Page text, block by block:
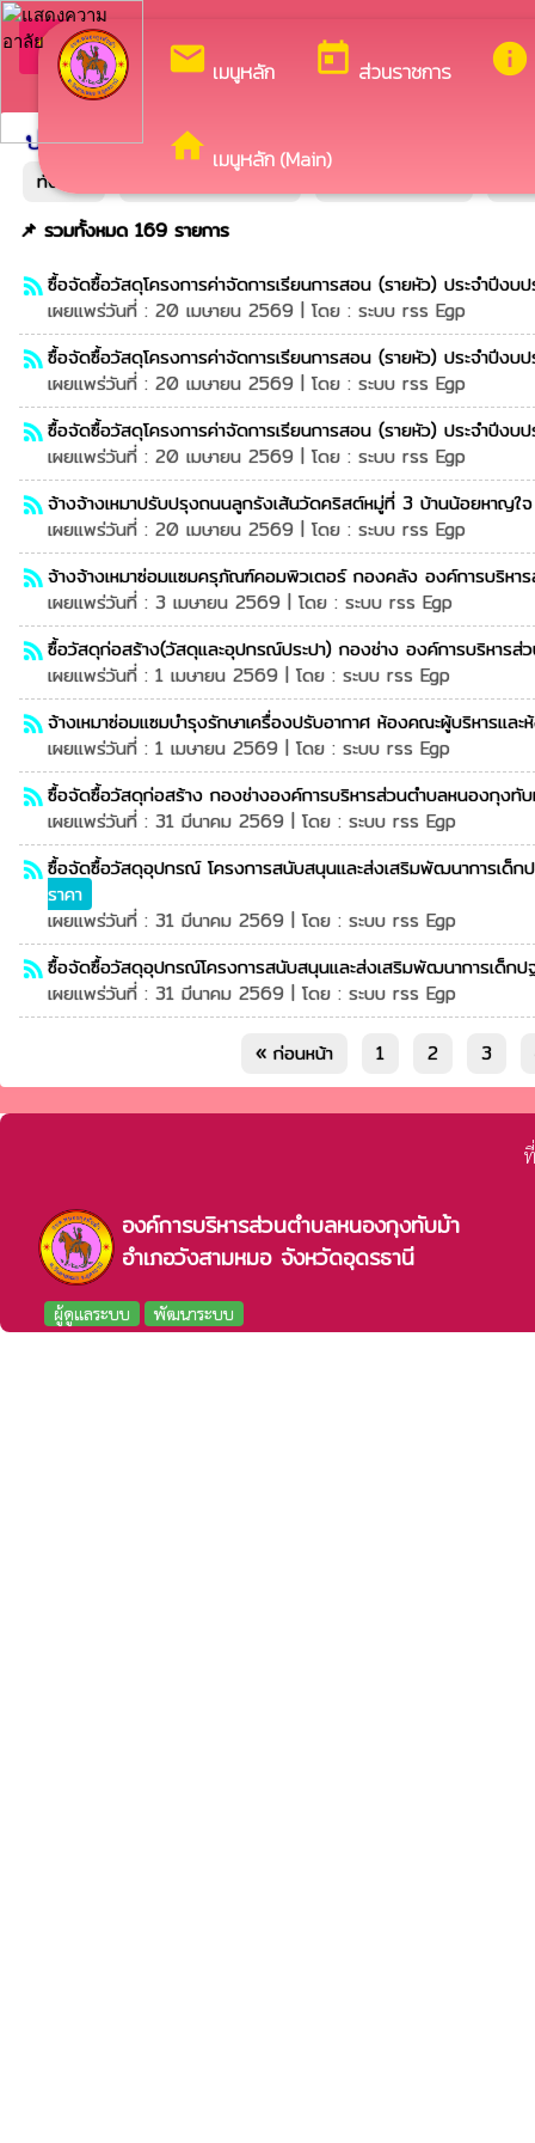
mail เมนูหลัก today ส่วนราชการ info
home เมนูหลัก (Main)
arrow_back_ios กลับเมนูหลัก ยินดี
ประกาศจัดซื้อจัดจ้างระบบ egp
ทั้งหมด
📌 รวมทั้งหมด 169 รายการ
rss_feedซื้อจัดซื้อวัสดุโครงการค่าจัดการเรียนการสอน (รายหัว) ประจำปีง
เผยแพร่วันที่ : 20 เมษายน 2569 | โดย : ระบบ rss Egp
rss_feedซื้อจัดซื้อวัสดุโครงการค่าจัดการเรียนการสอน (รายหัว) ประจำปีง
เผยแพร่วันที่ : 20 เมษายน 2569 | โดย : ระบบ rss Egp
rss_feedซื้อจัดซื้อวัสดุโครงการค่าจัดการเรียนการสอน (รายหัว) ประจำปีง
เผยแพร่วันที่ : 20 เมษายน 2569 | โดย : ระบบ rss Egp
rss_feedจ้างจ้างเหมาปรับปรุงถนนลูกรังเส้นวัดคริสต์หมู่ที่ 3 บ้านน้อยหาญใ
เผยแพร่วันที่ : 20 เมษายน 2569 | โดย : ระบบ rss Egp
rss_feedจ้างจ้างเหมาซ่อมแซมครุภัณฑ์คอมพิวเตอร์ กองคลัง องค์การบริหา
เผยแพร่วันที่ : 3 เมษายน 2569 | โดย : ระบบ rss Egp
rss_feedซื้อวัสดุก่อสร้าง(วัสดุและอุปกรณ์ประปา) กองช่าง องค์การบริหารส่
เผยแพร่วันที่ : 1 เมษายน 2569 | โดย : ระบบ rss Egp
rss_feedจ้างเหมาซ่อมแซมบำรุงรักษาเครื่องปรับอากาศ ห้องคณะผู้บริหารแ
เผยแพร่วันที่ : 1 เมษายน 2569 | โดย : ระบบ rss Egp
rss_feedซื้อจัดซื้อวัสดุก่อสร้าง กองช่างองค์การบริหารส่วนตำบลหนองกุงทับม้
เผยแพร่วันที่ : 31 มีนาคม 2569 | โดย : ระบบ rss Egp
rss_feedซื้อจัดซื้อวัสดุอุปกรณ์ โครงการสนับสนุนและส่งเสริมพัฒนาการเด็ก
ราคา
เผยแพร่วันที่ : 31 มีนาคม 2569 | โดย : ระบบ rss Egp
rss_feedซื้อจัดซื้อวัสดุอุปกรณ์โครงการสนับสนุนและส่งเสริมพัฒนาการเด็ก
เผยแพร่วันที่ : 31 มีนาคม 2569 | โดย : ระบบ rss Egp
« ก่อนหน้า 1 2 3
องค์การบริหารส่วนตำบลหนองกุงทับม้า
อำเภอวังสามหมอ จังหวัดอุดรธานี
ผู้ดูแลระบบ พัฒนาระบบ